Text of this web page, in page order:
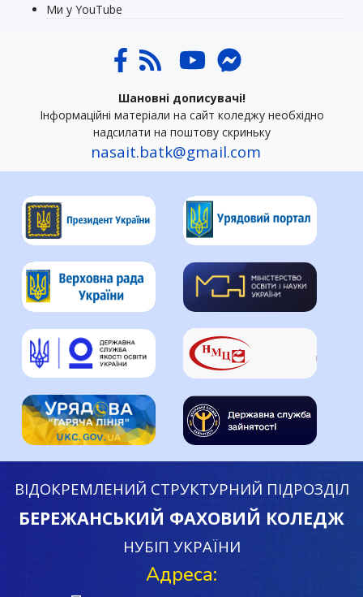
Ми у YouTube
Шановні дописувачі!
Інформаційні матеріали на сайт коледжу необхідно
надсилати на поштову скриньку
nasait.batk@gmail.com
ВІДОКРЕМЛЕНИЙ СТРУКТУРНИЙ ПІДРОЗДІЛ
БЕРЕЖАНСЬКИЙ ФАХОВИЙ КОЛЕДЖ
НУБІП УКРАЇНИ
Адреса: